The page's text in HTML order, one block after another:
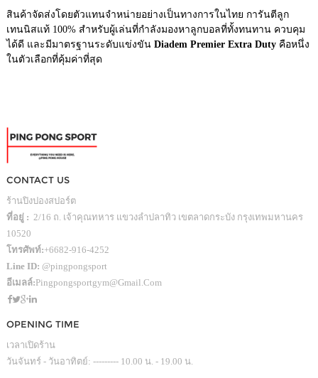
สินค้าจัดส่งโดยตัวแทนจำหน่ายอย่างเป็นทางการในไทย การันตีลูก
เทนนิสแท้ 100% สำหรับผู้เล่นที่กำลังมองหาลูกบอลที่ทั้งทนทาน ควบคุม
ได้ดี และมีมาตรฐานระดับแข่งขัน Diadem Premier Extra Duty คือหนึ่ง
ในตัวเลือกที่คุ้มค่าที่สุด
CONTACT US
ร้านปิงปองสปอร์ต
ที่อยู่ : 2/16 ถ. เจ้าคุณทหาร แขวงลำปลาทิว เขตลาดกระบัง กรุงเทพมหานคร
10520
โทรศัพท์:+6682-916-4252
Line ID: @pingpongsport
อีเมลล์:Pingpongsportgym@gmail.com
OPENING TIME
เวลาเปิดร้าน
วันจันทร์ - วันอาทิตย์: --------- 10.00 น. - 19.00 น.